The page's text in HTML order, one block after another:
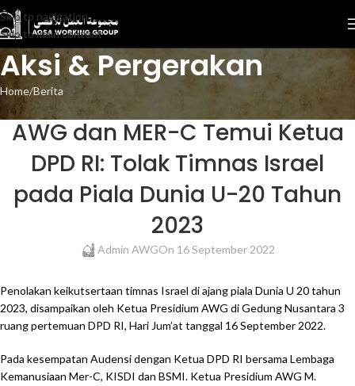
Skip to navigation
Skip to main content
Aksi & Pergerakan
Home Berita
GALERI
AWG dan MER-C Temui Ketua
DPD RI: Tolak Timnas Israel
pada Piala Dunia U-20 Tahun
2023
Admin AWGOn 16 September 2022
Penolakan keikutsertaan timnas Israel di ajang piala Dunia U 20 tahun
2023, disampaikan oleh Ketua Presidium AWG di Gedung Nusantara 3
ruang pertemuan DPD RI, Hari Jum’at tanggal 16 September 2022.
Pada kesempatan Audensi dengan Ketua DPD RI bersama Lembaga
Kemanusiaan Mer-C, KISDI dan BSMI. Ketua Presidium AWG M.